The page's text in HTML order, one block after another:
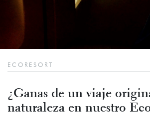
ECORESORT
¿Ganas de un viaje
naturaleza en nuestro